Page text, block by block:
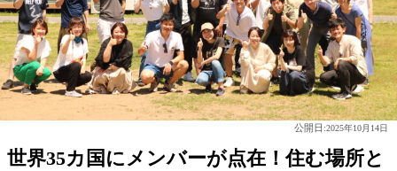
公開日:2025年10月14日
世界35カ国にメンバーが点在！住む場所と